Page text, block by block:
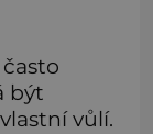
být
vůlí.